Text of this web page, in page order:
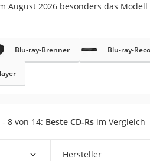
17-Zoll-Laptop
Gaming-Headset
Schnurloses
Lichtwecker
August 2026 besonders das Modell
Blu-ray-Brenner Blu-ray-
- 8 von 14: Beste CD-Rs im Vergleich
Hersteller